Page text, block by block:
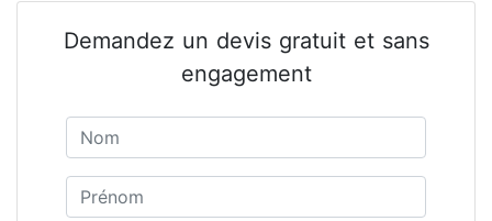
Demandez un devis gratuit et sans
engagement
Prénom